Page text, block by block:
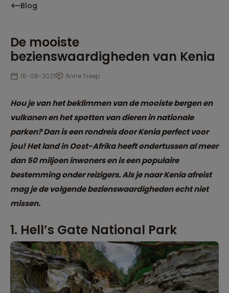
Blog
De mooiste
bezienswaardigheden van Kenia
16-08-2021 Anne Treep
Hou je van het beklimmen van de mooiste bergen en
vulkanen en het spotten van dieren in nationale
parken? Dan is een rondreis door Kenia perfect voor
jou! Het land in Oost-Afrika heeft ondertussen al meer
dan 50 miljoen inwoners en is een populaire
bestemming onder reizigers. Als je naar Kenia afreist
mag je de volgende bezienswaardigheden echt niet
missen.
1. Hell’s Gate National Park